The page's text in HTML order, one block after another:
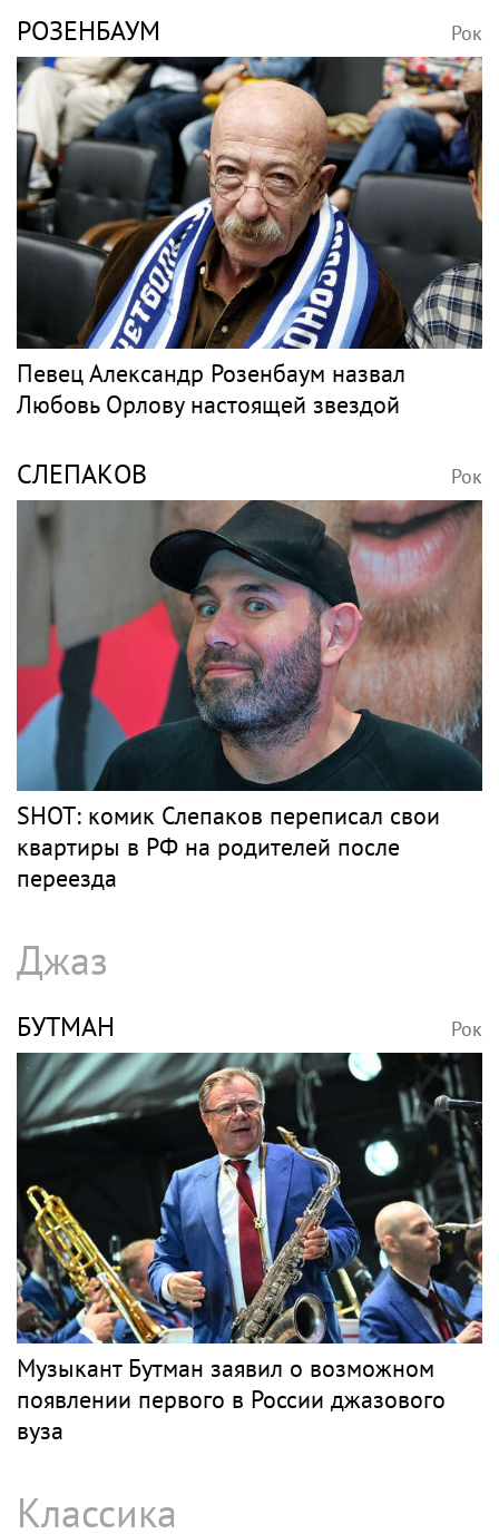
В России ликвидируют компанию Элджея
ТИМАТИ Рок
Девушка Тимати Валентина Иванова
снялась с годовалой дочерью в парной
фотосессии
Барды
РОЗЕНБАУМ Рок
Певец Александр Розенбаум назвал
Любовь Орлову настоящей звездой
Рок
SHOT: комик Слепаков переписал свои